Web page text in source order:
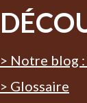
> Notre blog
> Glossaire